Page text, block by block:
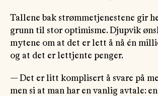
Tallene bak strømmetjenestene gir
grunn til stor optimisme. Djupvik
mytene om at det er lett å nå én
og at det er lettjente penger.
— Det er litt komplisert å svare på
men si at man har en vanlig avtale: